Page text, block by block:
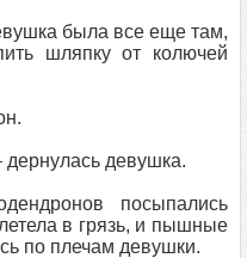
была все еще там,
шляпку от колючей
дернулась девушка.
посыпались
в грязь, и пышные
по плечам девушки.